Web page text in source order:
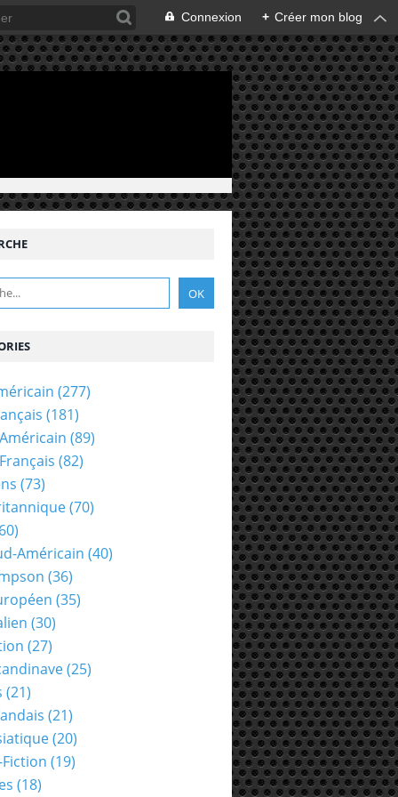
Connexion + Créer mon blog
(277)
(181)
(89)
(82)
(73)
(70)
Américain (40)
(36)
(35)
(30)
(27)
(25)
(21)
(21)
(20)
(19)
(18)